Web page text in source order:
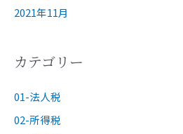
2021年11月
カテゴリー
01-法人税
02-所得税